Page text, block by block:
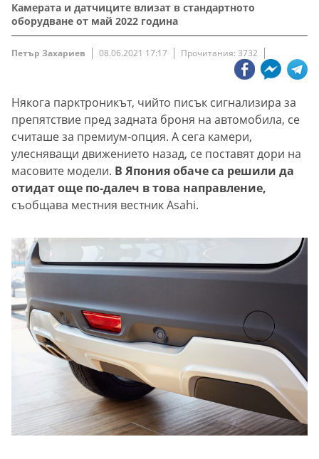
Камерата и датчиците влизат в стандартното
оборудване от май 2022 година
Петър Захариев 08.06.2021 17:17 Прочитания: 3732
Някога парктроникът, чийто писък сигнализира за
препятствие пред задната броня на автомобила, се
считаше за премиум-опция. А сега камери,
улесняващи движението назад, се поставят дори на
масовите модели. В Япония обаче са решили да
отидат още по-далеч в това направление,
съобщава местния вестник Asahi.